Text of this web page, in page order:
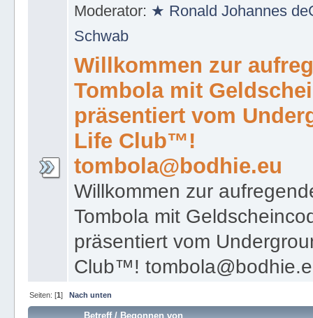
Moderator: ★ Ronald Johannes
Schwab
Willkommen zur
Tombola mit
präsentiert vom
Life Club™!
tombola@bodhie.eu
Willkommen zur
Tombola mit
präsentiert vom
Club™!
Seiten: [1] Nach unten
Betreff/ Begonnen von